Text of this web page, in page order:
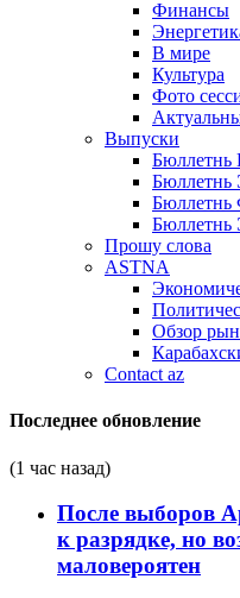
Финансы
В мире
Культура
Фото
Выпуски
Бюллетнь
Бюллетнь
Бюллетнь
Прошу слова
ASTNA
Обзор
Contact az
Последнее обновление
(1 час назад)
После выборов
к разрядке, но
маловероятен